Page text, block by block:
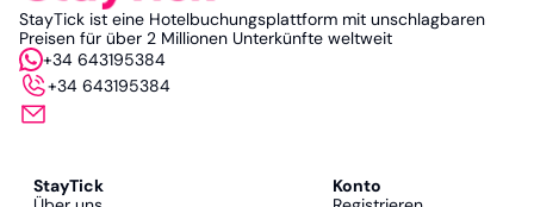
StayTick ist eine Hotelbuchungsplattform mit unschlagbaren
Preisen für über 2 Millionen Unterkünfte weltweit
+34 643195384
+34 643195384
StayTick
Konto